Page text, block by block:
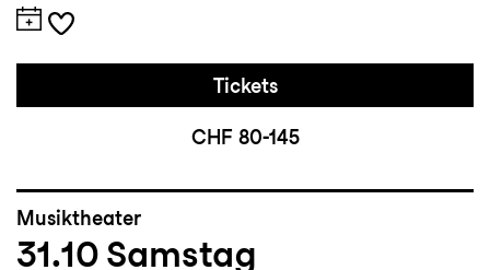
Tickets
CHF 80-145
Musiktheater
31.10 Samstag